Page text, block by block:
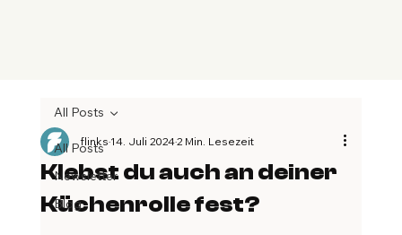
All Posts
Newsletter
Blog
All Posts
Klebst du auch an deiner
Küchenrolle fest?
flinks14. Juli 20242 Min. Lesezeit